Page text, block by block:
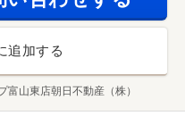
追加する
富山東店朝日不動産（株）